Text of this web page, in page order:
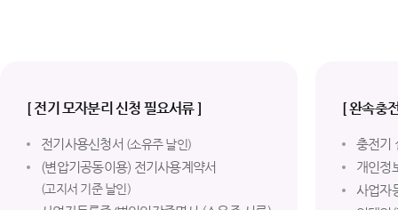
[ 전기 모자분리 신청 필요서류 ]
전기사용신청서 (소유주 날인)
(변압기공동이용) 전기사용계약서
(고지서 기준 날인)
[ 완속충
충전기
개인정
사업자